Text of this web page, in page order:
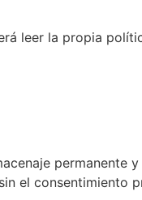
leer la propia
permanente
el consentimiento